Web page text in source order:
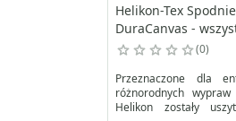
Helikon-Tex
DuraCanvas -
0
Przeznaczone dla
różnorodnych
Helikon zostały